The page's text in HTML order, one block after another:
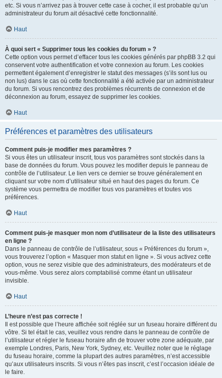
etc. Si vous n’arrivez pas à trouver cette case à cocher, il est probable qu’un
administrateur du forum ait désactivé cette fonctionnalité.
Haut
À quoi sert « Supprimer tous les cookies du forum » ?
Cette option vous permet d’effacer tous les cookies générés par phpBB 3.2 qui
conservent votre authentification et votre connexion au forum. Les cookies
permettent également d’enregistrer le statut des messages (s’ils sont lus ou
non lus) dans le cas où cette fonctionnalité a été activée par un administrateur
du forum. Si vous rencontrez des problèmes récurrents de connexion et de
déconnexion au forum, essayez de supprimer les cookies.
Haut
Préférences et paramètres des utilisateurs
Comment puis-je modifier mes paramètres ?
Si vous êtes un utilisateur inscrit, tous vos paramètres sont stockés dans la
base de données du forum. Vous pouvez les modifier depuis le panneau de
contrôle de l’utilisateur. Le lien vers ce dernier se trouve généralement en
cliquant sur votre nom d’utilisateur situé en haut des pages du forum. Ce
système vous permettra de modifier tous vos paramètres et toutes vos
préférences.
Haut
Comment puis-je masquer mon nom d’utilisateur de la liste des utilisateurs
en ligne ?
Dans le panneau de contrôle de l’utilisateur, sous « Préférences du forum »,
vous trouverez l’option « Masquer mon statut en ligne ». Si vous activez cette
option, vous ne serez visible que des administrateurs, des modérateurs et de
vous-même. Vous serez alors comptabilisé comme étant un utilisateur
invisible.
Haut
L’heure n’est pas correcte !
Il est possible que l’heure affichée soit réglée sur un fuseau horaire différent du
vôtre. Si tel était le cas, veuillez vous rendre dans le panneau de contrôle de
l’utilisateur et régler le fuseau horaire afin de trouver votre zone adéquate, par
exemple Londres, Paris, New York, Sydney, etc. Veuillez noter que le réglage
du fuseau horaire, comme la plupart des autres paramètres, n’est accessible
qu’aux utilisateurs inscrits. Si vous n’êtes pas inscrit, c’est l’occasion idéale de
le faire.